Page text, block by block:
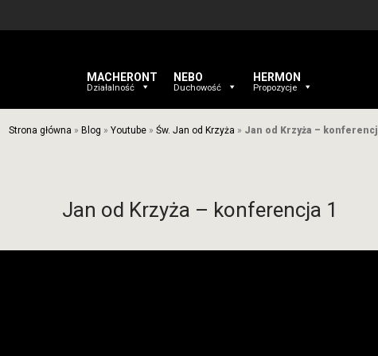
MACHERONT
Działalność
NEBO
Duchowość
HERMON
Propozycje
Strona główna » Blog » Youtube» Św. Jan od Krzyża » Jan od Krzyża –
Jan od Krzyża – konferencja 1